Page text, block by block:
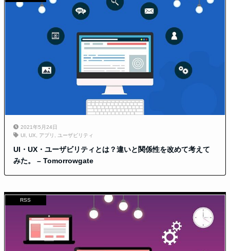
2021年5月24日
UI
UX アプリ ユーザビリティ
UI・UX・ユーザビリティとは？違いと関係性を改めて考えて
みた。 – Tomorrowgate
RSS